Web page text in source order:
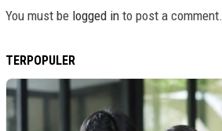
You must be logged in to post a comment.
TERPOPULER